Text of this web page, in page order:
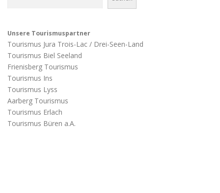
Unsere Tourismuspartner
Tourismus Jura Trois-Lac / Drei-Seen-Land
Tourismus Biel Seeland
Frienisberg Tourismus
Tourismus Ins
Tourismus Lyss
Aarberg Tourismus
Tourismus Erlach
Tourismus Büren a.A.